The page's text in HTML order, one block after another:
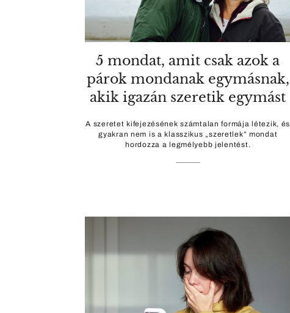
5 mondat, amit csak azok a
párok mondanak egymásnak,
akik igazán szeretik egymást
A szeretet kifejezésének számtalan formája létezik, és
gyakran nem is a klasszikus „szeretlek” mondat
hordozza a legmélyebb jelentést.